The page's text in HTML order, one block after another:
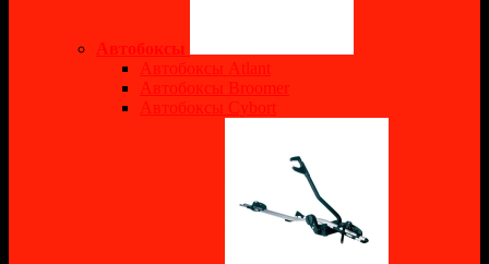
Автобоксы
Автобоксы Atlant
Автобоксы Broomer
Автобоксы Cybort